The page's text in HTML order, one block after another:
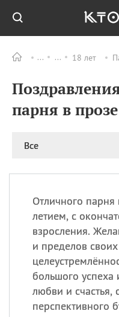
18 лет
парня в прозе
Все
Отличного
летием, с
взросления.
и пределов
большого успеха
любви и счастья,
перспективного